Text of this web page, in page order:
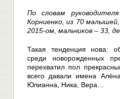
По словам
Корниенко, из 70
2015-ом, мальчиков – 33,
Такая тенденция нова:
среди новорожденных
перехватил пол
всего давали имена
Юлианна, Ника, Вера…